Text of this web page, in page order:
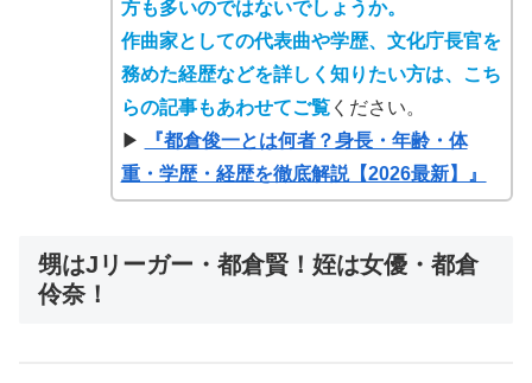
方も多いのではないでしょうか。
作曲家としての代表曲や学歴、文化庁長官を
務めた経歴などを詳しく知りたい方は、こち
らの記事もあわせてご覧ください。
▶︎
『都倉俊一とは何者？身長・年齢・体
重・学歴・経歴を徹底解説【2026最新】』
甥はJリーガー・都倉賢！姪は女優・都倉
伶奈！